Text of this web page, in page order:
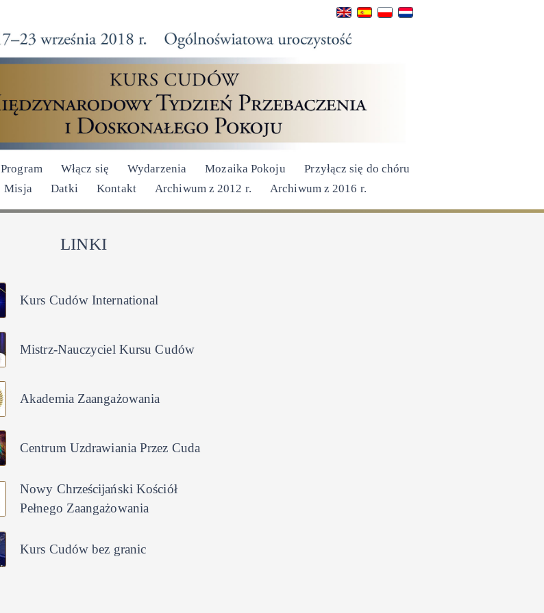
Program Włącz się Wydarzenia Mozaika Pokoju
Przyłącz się do chóru
Misja Datki Kontakt Archiwum z 2012 r. Archiwum z 2016 r.
LINKI
Kurs Cudów International
Mistrz-Nauczyciel Kursu Cudów
Akademia Zaangażowania
Centrum Uzdrawiania Przez Cuda
Nowy Chrześcijański Kościół
Pełnego Zaangażowania
Kurs Cudów bez granic